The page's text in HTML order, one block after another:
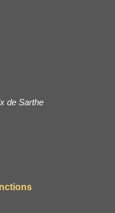
de Sarthe